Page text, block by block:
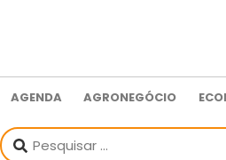
AGENDA AGRONEGÓCIO